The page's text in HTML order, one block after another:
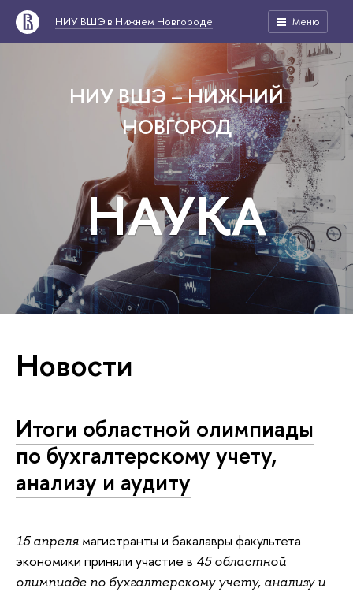
НИУ ВШЭ в Нижнем Новгороде Меню
НИУ ВШЭ – НИЖНИЙ
НОВГОРОД
НАУКА
Новости
Итоги областной олимпиады
по бухгалтерскому учету,
анализу и аудиту
15 апреля магистранты и бакалавры факультета
экономики приняли участие в 45 областной
олимпиаде по бухгалтерскому учету, анализу и